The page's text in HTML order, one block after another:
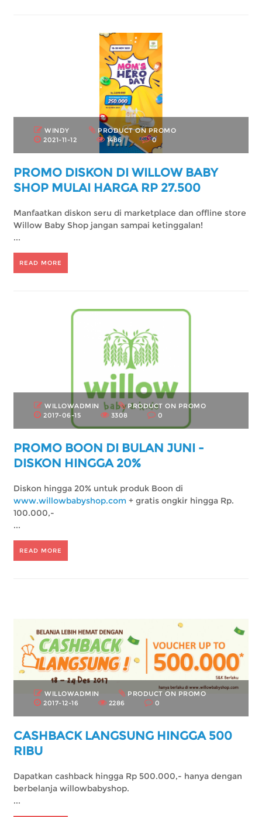
WINDY
PRODUCT ON PROMO
2021-11-12
1486 0
PROMO DISKON DI WILLOW BABY
SHOP MULAI HARGA RP 27.500
Manfaatkan diskon seru di marketplace dan offline store
Willow Baby Shop jangan sampai ketinggalan!
...
READ MORE
WILLOWADMIN
PRODUCT ON PROMO
2017-06-15
3308 0
PROMO BOON DI BULAN JUNI -
DISKON HINGGA 20%
Diskon hingga 20% untuk produk Boon di
www.willowbabyshop.com + gratis ongkir hingga Rp.
100.000,-
...
READ MORE
WILLOWADMIN
PRODUCT ON PROMO
2017-12-16
2286 0
CASHBACK LANGSUNG HINGGA 500
RIBU
Dapatkan cashback hingga Rp 500.000,- hanya dengan
berbelanja willowbabyshop.
...